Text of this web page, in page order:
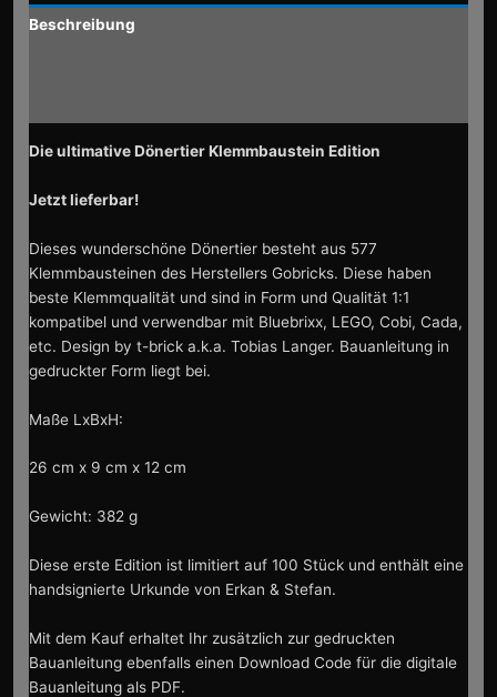
Beschreibung
Die ultimative Dönertier Klemmbaustein Edition
Jetzt lieferbar!
Dieses wunderschöne Dönertier besteht aus 577
Klemmbausteinen des Herstellers Gobricks. Diese haben
beste Klemmqualität und sind in Form und Qualität 1:1
kompatibel und verwendbar mit Bluebrixx, LEGO, Cobi, Cada,
etc. Design by t-brick a.k.a. Tobias Langer. Bauanleitung in
gedruckter Form liegt bei.
Maße LxBxH:
26 cm x 9 cm x 12 cm
Gewicht: 382 g
Diese erste Edition ist limitiert auf 100 Stück und enthält eine
handsignierte Urkunde von Erkan & Stefan.
Mit dem Kauf erhaltet Ihr zusätzlich zur gedruckten
Bauanleitung ebenfalls einen Download Code für die digitale
Bauanleitung als PDF.